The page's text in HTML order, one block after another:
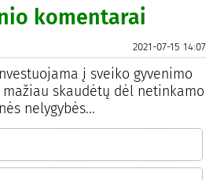
komentarai
2021-07-15 14:07
į sveiko gyvenimo
skaudėtų dėl netinkamo
nelygybės...